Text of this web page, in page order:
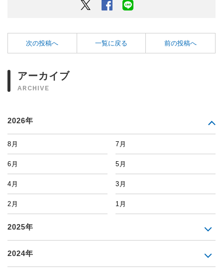
Twitter Facebook
次の投稿へ 一覧に戻る 前の投稿へ
アーカイブ
ARCHIVE
2026年
8月 7月
6月 5月
4月 3月
2月 1月
2025年
2024年